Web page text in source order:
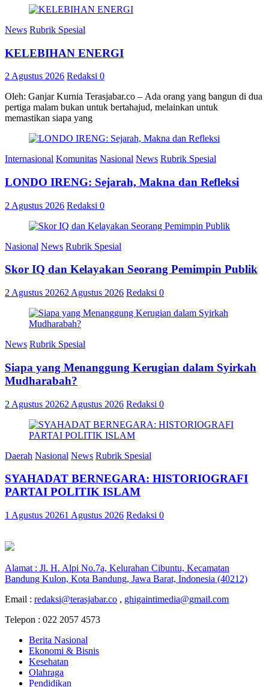
News Rubrik Spesial
KELEBIHAN ENERGI
2 Agustus 2026 Redaksi 0
Oleh: Ganjar Kurnia Terasjabar.co – Ada orang yang bangun di dua
pertiga malam bukan untuk bertahajud, melainkan untuk
memastikan siapa yang
Internasional Komunitas Nasional News Rubrik Spesial
LONDO IRENG: Sejarah, Makna dan Refleksi
2 Agustus 2026 Redaksi 0
Nasional News Rubrik Spesial
Skor IQ dan Kelayakan Seorang Pemimpin Publik
2 Agustus 20262 Agustus 2026 Redaksi 0
News Rubrik Spesial
Siapa yang Menanggung Kerugian dalam Syirkah
Mudharabah?
2 Agustus 20262 Agustus 2026 Redaksi 0
Daerah Nasional News Rubrik Spesial
SYAHADAT BERNEGARA: HISTORIOGRAFI
PARTAI POLITIK ISLAM
1 Agustus 20261 Agustus 2026 Redaksi 0
Alamat : Jl. H. Alpi No.7a, Kelurahan Cibuntu, Kecamatan
Bandung Kulon, Kota Bandung, Jawa Barat, Indonesia (40212)
Email : redaksi@terasjabar.co , ghigaintimedia@gmail.com
Telepon : 022 2057 4573
Berita Nasional
Ekonomi & Bisnis
Kesehatan
Olahraga
Pendidikan